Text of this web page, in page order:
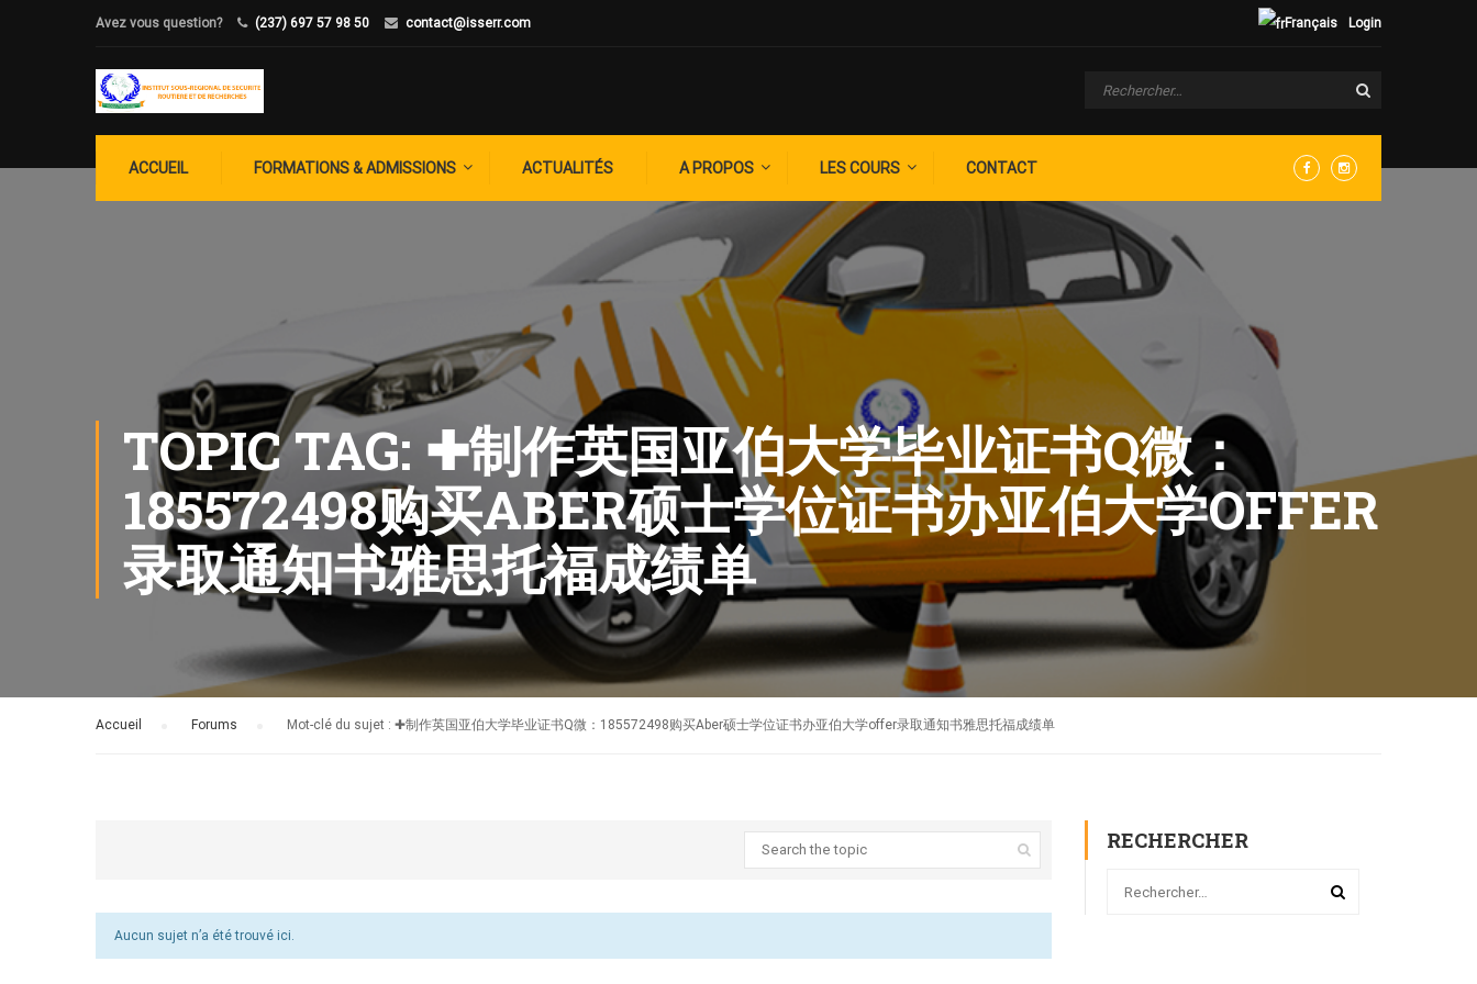
Avez vous question? (237) 697 57 98 50 contact@isserr.com Login
Français
ACCUEIL FORMATIONS & ADMISSIONS ACTUALITÉS A PROPOS LES COURS CONTACT
TOPIC TAG: ✚制作英国亚伯大学毕业证书Q微：
185572498购买ABER硕士学位证书办亚伯大学OFFER
录取通知书雅思托福成绩单
Accueil Forums Mot-clé du sujet : ✚制作英国亚伯大学毕业证书Q微：185572498购买Aber硕士学位证书办亚伯大学offer录取通知书雅思托福成绩单
Aucun sujet n’a été trouvé ici.
RECHERCHER